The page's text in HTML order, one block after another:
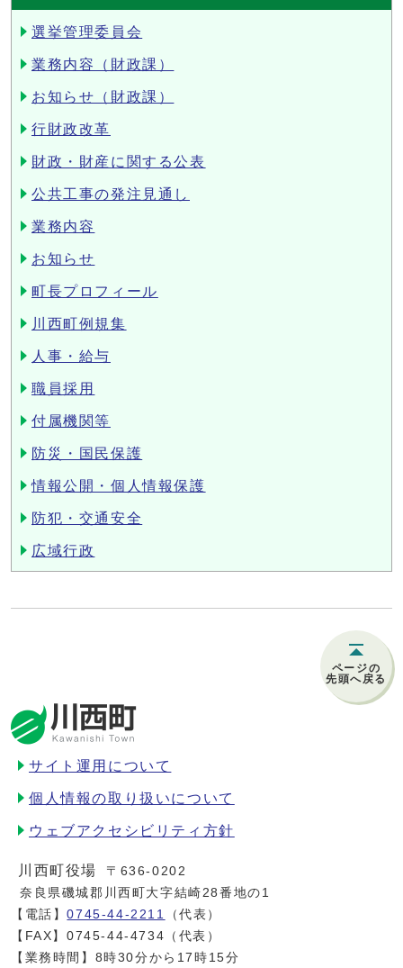
選挙管理委員会
業務内容（財政課）
お知らせ（財政課）
行財政改革
財政・財産に関する公表
公共工事の発注見通し
業務内容
お知らせ
町長プロフィール
川西町例規集
人事・給与
職員採用
付属機関等
防災・国民保護
情報公開・個人情報保護
防犯・交通安全
広域行政
ページの
先頭へ戻る
サイト運用について
個人情報の取り扱いについて
ウェブアクセシビリティ方針
川西町役場
〒636-0202
奈良県磯城郡川西町大字結崎28番地の1
【電話】0745-44-2211
（代表）
【FAX】0745-44-4734（代表）
【業務時間】8時30分から17時15分